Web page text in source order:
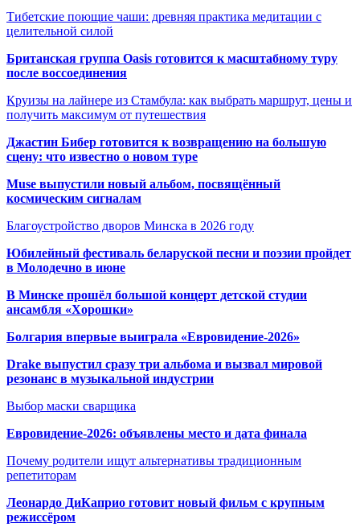
Тибетские поющие чаши: древняя практика медитации с
целительной силой
Британская группа Oasis готовится к масштабному туру
после воссоединения
Круизы на лайнере из Стамбула: как выбрать маршрут, цены и
получить максимум от путешествия
Джастин Бибер готовится к возвращению на большую
сцену: что известно о новом туре
Muse выпустили новый альбом, посвящённый
космическим сигналам
Благоустройство дворов Минска в 2026 году
Юбилейный фестиваль беларуской песни и поэзии пройдет
в Молодечно в июне
В Минске прошёл большой концерт детской студии
ансамбля «Хорошки»
Болгария впервые выиграла «Евровидение-2026»
Drake выпустил сразу три альбома и вызвал мировой
резонанс в музыкальной индустрии
Выбор маски сварщика
Евровидение-2026: объявлены место и дата финала
Почему родители ищут альтернативы традиционным
репетиторам
Леонардо ДиКаприо готовит новый фильм с крупным
режиссёром